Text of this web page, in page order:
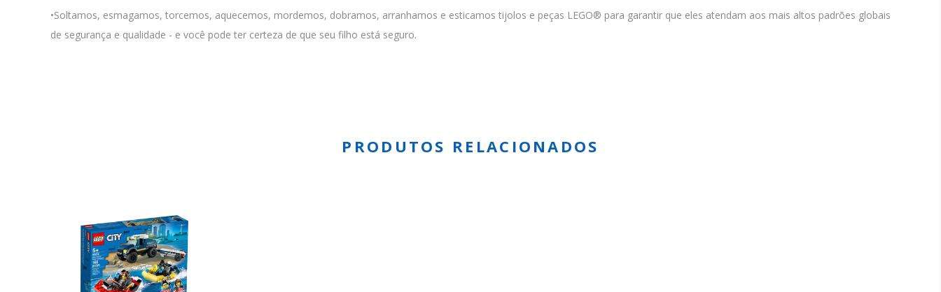
•Soltamos, esmagamos, torcemos, aquecemos, mordemos, dobramos, arranhamos e esticamos tijolos e peças LEGO® para garantir que eles atendam aos mais altos padrões globais
de segurança e qualidade - e você pode ter certeza de que seu filho está seguro.
PRODUTOS RELACIONADOS